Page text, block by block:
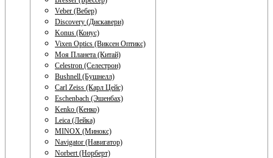
Veber (Вебер)
Discovery (Дискавери)
Konus (Конус)
Vixen Optics (Виксен Оптикс)
Моя Планета (Китай)
Celestron (Селестрон)
Bushnell (Бушнелл)
Carl Zeiss (Карл Цейс)
Eschenbach (Эшенбах)
Kenko (Кенко)
Leica (Лейка)
MINOX (Минокс)
Navigator (Навигатор)
Norbert (Норберт)